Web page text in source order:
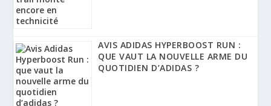
AVIS ADIDAS HYPERBOOST RUN :
QUE VAUT LA NOUVELLE ARME DU
QUOTIDIEN D’ADIDAS ?